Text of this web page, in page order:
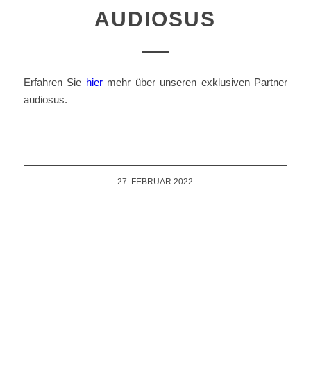
AUDIOSUS
Erfahren Sie hiermehr über unseren exklusiven Partner
audiosus.
27. FEBRUAR 2022